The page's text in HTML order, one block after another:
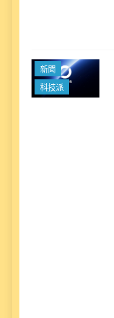
新聞
科技派